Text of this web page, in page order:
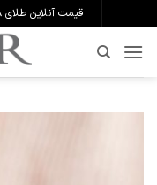
to
content
قیمت آنلاین طلای ۱۸ عیار: